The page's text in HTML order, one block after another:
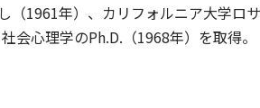
1961年）、カリフォルニア大学ロ
会心理学のPh.D.（1968年）を取得。